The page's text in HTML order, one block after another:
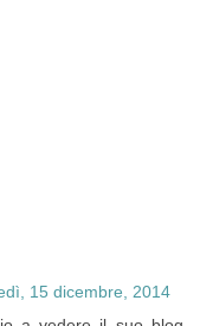
15 dicembre, 2014